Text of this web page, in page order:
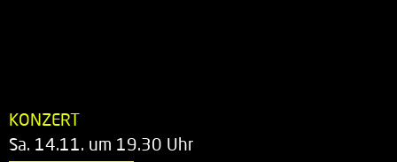
KONZERT
Sa. 14.11. um 19.30 Uhr